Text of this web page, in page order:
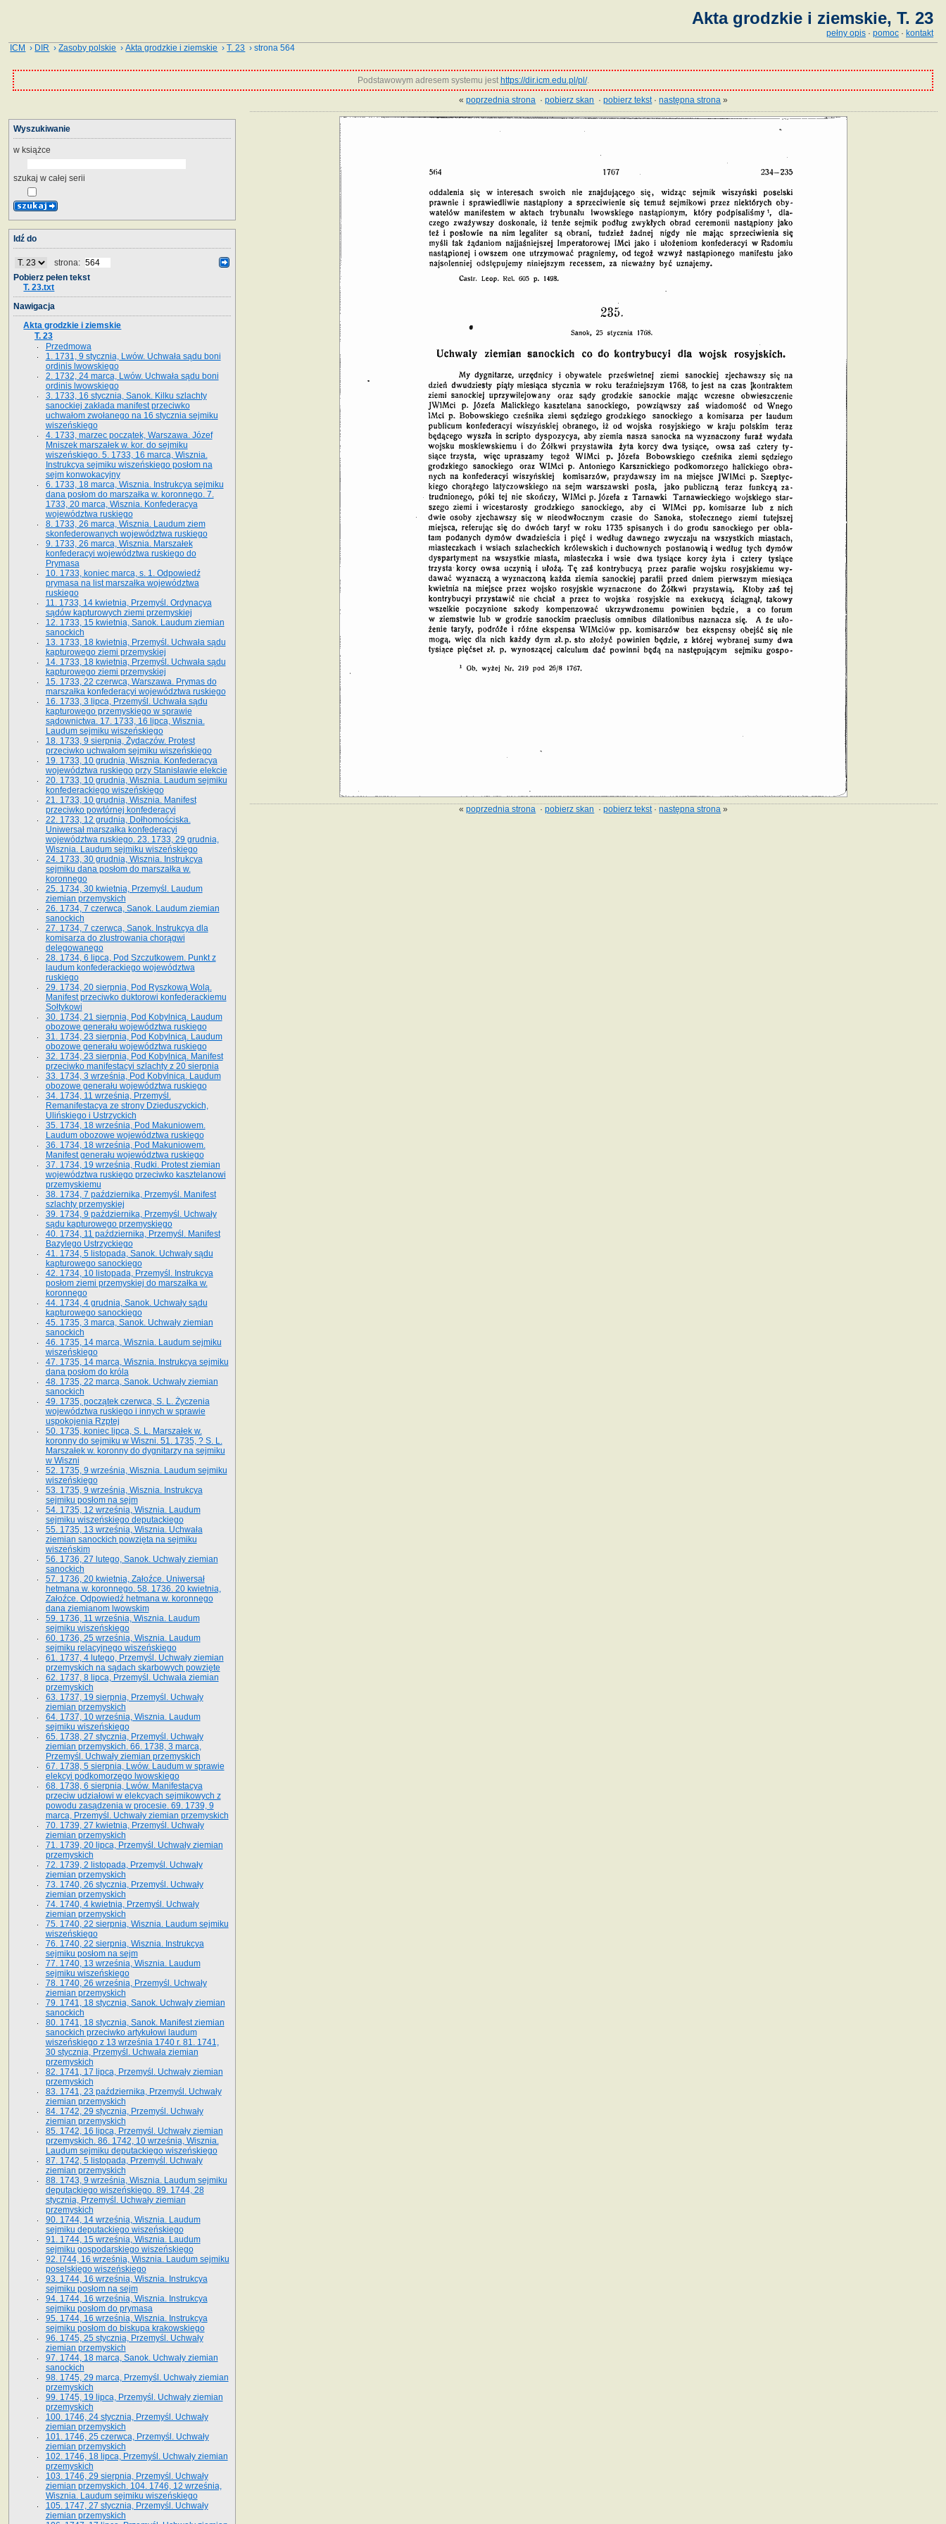
Akta grodzkie i ziemskie, T. 23
pełny opis · pomoc · kontakt
ICM › DIR ›Zasoby polskie ›Akta grodzkie i ziemskie ›T. 23 › strona 564
Podstawowym adresem systemu jest https://dir.icm.edu.pl/pl/.
«poprzednia strona ·pobierz skan ·pobierz tekst·następna strona »
«poprzednia strona ·pobierz skan ·pobierz tekst·następna strona »
Wyszukiwanie
w książce
szukaj w całej serii
Idź do
strona:
Pobierz pełen tekst
T. 23.txt
Nawigacja
Akta grodzkie i ziemskie
T. 23
Przedmowa
1. 1731, 9 stycznia, Lwów. Uchwała sądu boni
ordinis lwowskiego
2. 1732, 24 marca, Lwów. Uchwała sądu boni
ordinis lwowskiego
3. 1733, 16 stycznia, Sanok. Kilku szlachty
sanockiej zakłada manifest przeciwko
uchwałom zwołanego na 16 stycz­nia sejmiku
wiszeńskiego
4. 1733, marzec początek, Warszawa. Józef
Mniszek marszałek w. kor. do sejmiku
wiszeńskiego. 5. 1733, 16 marca, Wisznia.
Instrukcya sejmiku wiszeńskiego posłom na
sejm konwokacyjny
6. 1733, 18 marca, Wisznia. Instrukcya sejmiku
dana posłom do marszałka w. koronnego. 7.
1733, 20 marca, Wisznia. Konfederacya
województwa ruskiego
8. 1733, 26 marca, Wisznia. Laudum ziem
skonfederowanych województwa ruskiego
9. 1733, 26 marca, Wisznia. Marszałek
konfederacyi województwa ruskiego do
Prymasa
10. 1733, koniec marca, s. 1. Odpowiedź
prymasa na list marszałka województwa
ruskiego
11. 1733, 14 kwietnia, Przemyśl. Ordynacya
sądów kapturowych ziemi przemyskiej
12. 1733, 15 kwietnia, Sanok. Laudum ziemian
sanockich
13. 1733, 18 kwietnia, Przemyśl. Uchwała sądu
kapturowego ziemi przemyskiej
14. 1733, 18 kwietnia, Przemyśl. Uchwała sądu
kapturowego ziemi przemyskiej
15. 1733, 22 czerwca, Warszawa. Prymas do
marszałka konfederacyi województwa ruskiego
16. 1733, 3 lipca, Przemyśl. Uchwała sądu
kapturowego przemyskiego w sprawie
sądownictwa. 17. 1733, 16 lipca, Wisznia.
Laudum sejmiku wiszeńskiego
18. 1733, 9 sierpnia, Żydaczów. Protest
przeciwko uchwałom sejmiku wiszeńskiego
19. 1733, 10 grudnia, Wisznia. Konfederacya
województwa ruskiego przy Stanisławie elekcie
20. 1733, 10 grudnia, Wisznia. Laudum sejmiku
konfederackiego wiszeńskiego
21. 1733, 10 grudnia, Wisznia. Manifest
przeciwko powtórnej konfederacyi
22. 1733, 12 grudnia, Dołhomościska.
Uniwersał marszałka konfederacyi
województwa ruskiego. 23. 1733, 29 grudnia,
Wisznia. Laudum sejmiku wiszeńskiego
24. 1733, 30 grudnia, Wisznia. Instrukcya
sejmiku dana posłom do marszałka w.
koronnego
25. 1734, 30 kwietnia, Przemyśl. Laudum
ziemian przemyskich
26. 1734, 7 czerwca, Sanok. Laudum ziemian
sanockich
27. 1734, 7 czerwca, Sanok. Instrukcya dla
komisarza do zlustrowania chorągwi
delegowanego
28. 1734, 6 lipca, Pod Szczutkowem. Punkt z
laudum konfederackiego województwa
ruskiego
29. 1734, 20 sierpnia, Pod Ryszkową Wolą.
Manifest przeciwko duktorowi konfederackiemu
Sołtykowi
30. 1734, 21 sierpnia, Pod Kobylnicą. Laudum
obozowe generału województwa ruskiego
31. 1734, 23 sierpnia, Pod Kobylnicą. Laudum
obozowe generału województwa ruskiego
32. 1734, 23 sierpnia, Pod Kobylnicą. Manifest
przeciwko manifestacyi szlachty z 20 sierpnia
33. 1734, 3 września, Pod Kobylnicą. Laudum
obozowe generału województwa ruskiego
34. 1734, 11 września, Przemyśl.
Remanifestacya ze strony Dzieduszyckich,
Ulińskiego i Ustrzyckich
35. 1734, 18 września, Pod Makuniowem.
Laudum obozowe województwa ruskiego
36. 1734, 18 września, Pod Makuniowem.
Manifest generału województwa ruskiego
37. 1734, 19 września, Rudki. Protest ziemian
województwa ruskiego przeciwko kasztelanowi
przemyskiemu
38. 1734, 7 października, Przemyśl. Manifest
szlachty przemyskiej
39. 1734, 9 października, Przemyśl. Uchwały
sądu kapturowego przemyskiego
40. 1734, 11 października, Przemyśl. Manifest
Bazylego Ustrzyckiego
41. 1734, 5 listopada, Sanok. Uchwały sądu
kapturowego sanockiego
42. 1734, 10 listopada, Przemyśl. Instrukcya
posłom ziemi przemyskiej do marszałka w.
koronnego
44. 1734, 4 grudnia, Sanok. Uchwały sądu
kapturowego sanockiego
45. 1735, 3 marca, Sanok. Uchwały ziemian
sanockich
46. 1735, 14 marca, Wisznia. Laudum sejmiku
wiszeńskiego
47. 1735, 14 marca, Wisznia. Instrukcya sejmiku
dana posłom do króla
48. 1735, 22 marca, Sanok. Uchwały ziemian
sanockich
49. 1735, początek czerwca, S. L. Życzenia
województwa ruskiego i innych w sprawie
uspokojenia Rzptej
50. 1735, koniec lipca, S. L. Marszałek w.
koronny do sejmiku w Wiszni. 51. 1735, ? S. L.
Marszałek w. koronny do dygnitarzy na sejmiku
w Wiszni
52. 1735, 9 września, Wisznia. Laudum sejmiku
wiszeńskiego
53. 1735, 9 września, Wisznia. Instrukcya
sejmiku posłom na sejm
54. 1735, 12 września, Wisznia. Laudum
sejmiku wiszeńskiego deputackiego
55. 1735, 13 września, Wisznia. Uchwała
ziemian sanockich powzięta na sejmiku
wiszeńskim
56. 1736, 27 lutego, Sanok. Uchwały ziemian
sanockich
57. 1736, 20 kwietnia, Załoźce. Uniwersał
hetmana w. koronnego. 58. 1736. 20 kwietnia,
Załoźce. Odpowiedź hetmana w. koronnego
dana ziemianom lwowskim
59. 1736, 11 września, Wisznia. Laudum
sejmiku wiszeńskiego
60. 1736, 25 września, Wisznia. Laudum
sejmiku relacyjnego wiszeńskiego
61. 1737, 4 lutego, Przemyśl. Uchwały ziemian
przemyskich na sądach skarbowych powzięte
62. 1737, 8 lipca, Przemyśl. Uchwała ziemian
przemyskich
63. 1737, 19 sierpnia, Przemyśl. Uchwały
ziemian przemyskich
64. 1737, 10 września, Wisznia. Laudum
sejmiku wiszeńskiego
65. 1738, 27 stycznia, Przemyśl. Uchwały
ziemian przemyskich­­. 66. 1738, 3 marca,
Przemyśl. Uchwały ziemian przemyskich­
67. 1738, 5 sierpnia, Lwów. Laudum w sprawie
elekcyi podkomorzego lwowskiego
68. 1738, 6 sierpnia, Lwów. Manifestacya
przeciw udziałowi w elekcyach sejmikowych z
powodu zasądzenia w procesie. 69. 1739, 9
marca, Przemyśl. Uchwały ziemian przemyskich
70. 1739, 27 kwietnia, Przemyśl. Uchwały
ziemian przemyskich
71. 1739, 20 lipca, Przemyśl. Uchwały ziemian
przemyskich
72. 1739, 2 listopada, Przemyśl. Uchwały
ziemian przemyskich
73. 1740, 26 stycznia, Przemyśl. Uchwały
ziemian przemyskich
74. 1740, 4 kwietnia, Przemyśl. Uchwały
ziemian przemyskich
75. 1740, 22 sierpnia, Wisznia. Laudum sejmiku
wiszeńskiego
76. 1740, 22 sierpnia, Wisznia. Instrukcya
sejmiku posłom na sejm
77. 1740, 13 września, Wisznia. Laudum
sejmiku wiszeńskiego
78. 1740, 26 września, Przemyśl. Uchwały
ziemian przemyskich
79. 1741, 18 stycznia, Sanok. Uchwały ziemian
sanockich
80. 1741, 18 stycznia, Sanok. Manifest ziemian
sanockich przeciwko artykułowi laudum
wiszeńskiego z 13 wrze­śnia 1740 r. 81. 1741,
30 stycznia, Przemyśl. Uchwała ziemian
przemyskich
82. 1741, 17 lipca, Przemyśl. Uchwały ziemian
przemyskich
83. 1741, 23 października, Przemyśl. Uchwały
ziemian przemyskich
84. 1742, 29 stycznia, Przemyśl. Uchwały
ziemian przemyskich
85. 1742, 16 lipca, Przemyśl. Uchwały ziemian
przemyskich. 86. 1742, 10 września, Wisznia.
Laudum sejmiku deputackiego wiszeńskiego
87. 1742, 5 listopada, Przemyśl. Uchwały
ziemian przemyskich
88. 1743, 9 września, Wisznia. Laudum sejmiku
deputackiego wiszeńskiego. 89. 1744, 28
stycznia, Przemyśl. Uchwały ziemian
przemyskich
90. 1744, 14 września, Wisznia. Laudum
sejmiku deputackiego wiszeńskiego
91. 1744, 15 września, Wisznia. Laudum
sejmiku gospodarskiego wiszeńskiego
92. l744, 16 września, Wisznia. Laudum sejmiku
poselskiego wiszeńskiego
93. 1744, 16 września, Wisznia. Instrukcya
sejmiku posłom na sejm
94. 1744, 16 września, Wisznia. Instrukcya
sejmiku posłom do prymasa
95. 1744, 16 września, Wisznia. Instrukcya
sejmiku posłom do biskupa krakowskiego
96. 1745, 25 stycznia, Przemyśl. Uchwały
ziemian przemyskich
97. 1744, 18 marca, Sanok. Uchwały ziemian
sanockich
98. 1745, 29 marca, Przemyśl. Uchwały ziemian
przemyskich
99. 1745, 19 lipca, Przemyśl. Uchwały ziemian
przemyskich
100. 1746, 24 stycznia, Przemyśl. Uchwały
ziemian przemyskich
101. 1746, 25 czerwca, Przemyśl. Uchwały
ziemian przemyskich
102. 1746, 18 lipca, Przemyśl. Uchwały ziemian
przemyskich
103. 1746, 29 sierpnia, Przemyśl. Uchwały
ziemian przemyskich. 104. 1746, 12 września,
Wisznia. Laudum sejmiku wiszeńskiego
105. 1747, 27 stycznia, Przemyśl. Uchwały
ziemian przemyskich